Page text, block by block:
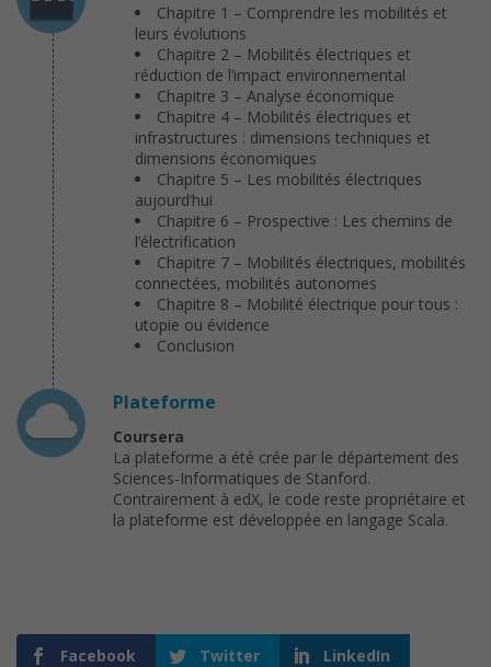
Chapitre 1 – Comprendre les mobilités et
leurs évolutions
Chapitre 2 – Mobilités électriques et
réduction de l’impact environnemental
Chapitre 3 – Analyse économique
Chapitre 4 – Mobilités électriques et
infrastructures : dimensions techniques et
dimensions économiques
Chapitre 5 – Les mobilités électriques
aujourd’hui
Chapitre 6 – Prospective : Les chemins de
l’électrification
Chapitre 7 – Mobilités électriques, mobilités
connectées, mobilités autonomes
Chapitre 8 – Mobilité électrique pour tous :
utopie ou évidence
Conclusion
Plateforme
Coursera
La plateforme a été crée par le département des
Sciences-Informatiques de Stanford.
Contrairement à edX, le code reste propriétaire et
la plateforme est développée en langage Scala.
Facebook Twitter LinkedIn